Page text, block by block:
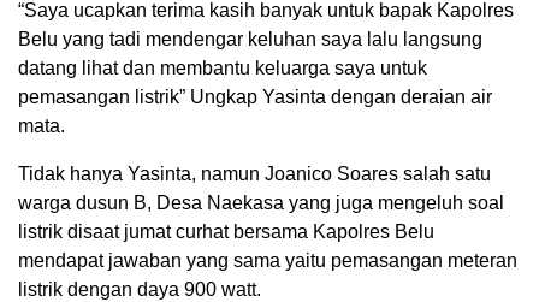
“Saya ucapkan terima kasih banyak untuk bapak Kapolres
Belu yang tadi mendengar keluhan saya lalu langsung
datang lihat dan membantu keluarga saya untuk
pemasangan listrik” Ungkap Yasinta dengan deraian air
mata.
Tidak hanya Yasinta, namun Joanico Soares salah satu
warga dusun B, Desa Naekasa yang juga mengeluh soal
listrik disaat jumat curhat bersama Kapolres Belu
mendapat jawaban yang sama yaitu pemasangan meteran
listrik dengan daya 900 watt.